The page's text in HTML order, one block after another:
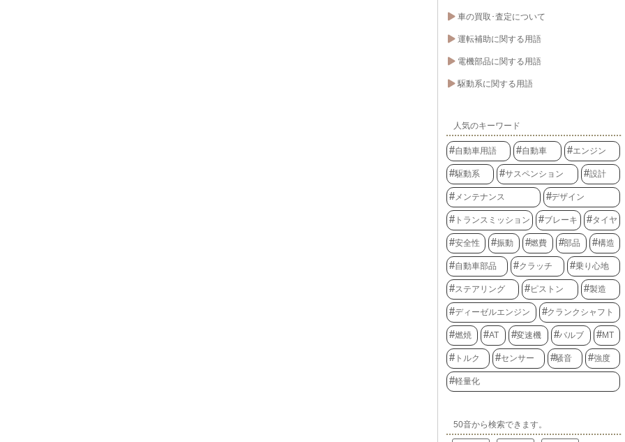
車の買取･査定について
運転補助に関する用語
電機部品に関する用語
駆動系に関する用語
人気のキーワード
自動車用語 自動車 エンジン
駆動系 サスペンション 設計
メンテナンス デザイン
トランスミッション ブレーキ タイヤ
安全性 振動 燃費 部品 構造
自動車部品 クラッチ 乗り心地
ステアリング ピストン 製造
ディーゼルエンジン クランクシャフト
燃焼 AT 変速機 バルブ MT
トルク センサー 騒音 強度
軽量化
50音から検索できます。